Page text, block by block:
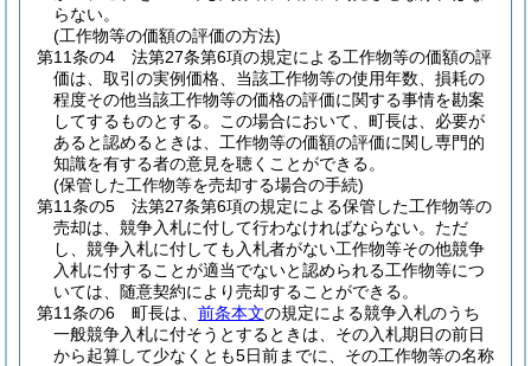
らない。
(工作物等の価額の評価の方法)
第11条の4
法第27条第6項の規定による工作物等の価額の評
価は、取引の実例価格、当該工作物等の使用年数、損耗の
程度その他当該工作物等の価格の評価に関する事情を勘案
してするものとする。
この場合において、町長は、必要が
あると認めるときは、工作物等の価額の評価に関し専門的
知識を有する者の意見を聴くことができる。
(保管した工作物等を売却する場合の手続)
第11条の5
法第27条第6項の規定による保管した工作物等の
売却は、競争入札に付して行わなければならない。 ただ
し、競争入札に付しても入札者がない工作物等その他競争
入札に付することが適当でないと認められる工作物等につ
いては、随意契約により売却することができる。
第11条の6
町長は、 前条本文の規定による競争入札のうち
一般競争入札に付そうとするときは、その入札期日の前日
から起算して少なくとも5日前までに、その工作物等の名称